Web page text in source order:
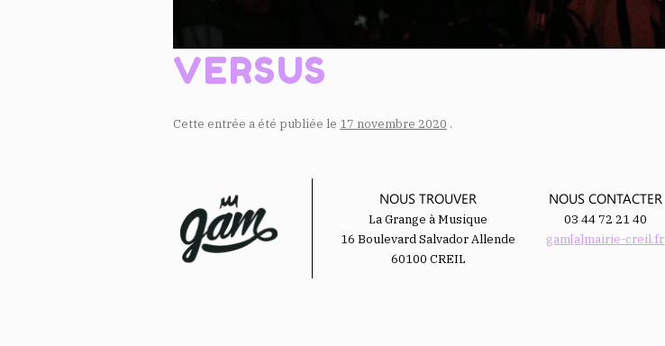
VERSUS
Cette entrée a été publiée le 17 novembre 2020 .
NOUS TROUVER
La Grange à Musique
16 Boulevard Salvador Allende
60100 CREIL
NOUS CONTACTER
03 44 72 21 40
gam[a]mairie-creil.fr